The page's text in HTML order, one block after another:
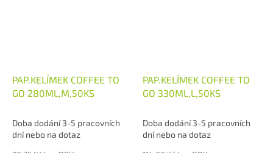
PAP.KELÍMEK COFFEE TO
GO 280ML,M,50KS
Doba dodání 3-5 pracovních
dní nebo na dotaz
PAP.KELÍMEK COFFEE TO
GO 330ML,L,50KS
Doba dodání 3-5 pracovních
dní nebo na dotaz